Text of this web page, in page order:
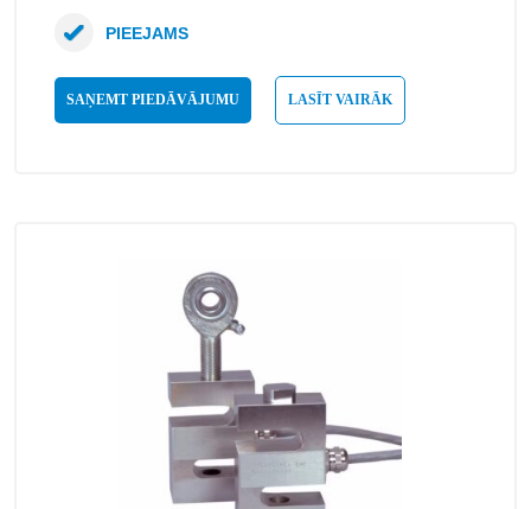
SAŅEMT PIEDĀVĀJUMU LASĪT VAIRĀK
PIEEJAMS